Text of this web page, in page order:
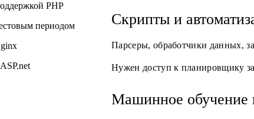
PHP
периодом
Скрипты и
Парсеры, обработчики данных,
Нужен доступ к планировщику
Машинное обучение